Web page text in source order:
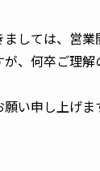
しては、営業
、何卒ご理解
い申し上げ